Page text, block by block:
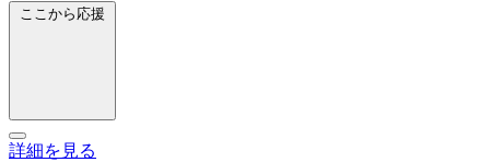
ここから応援
詳細を見る